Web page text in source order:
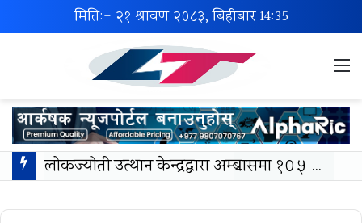
मिति:- २१ श्रावण २०८३, बिहीबार14:35
लोकज्योती उत्थान केन्द्रद्वारा अम्बासमा १०५ विपन्न विद्यार्थीलाई शैक्षिक तथा खेलकुद सामग्री वितरण